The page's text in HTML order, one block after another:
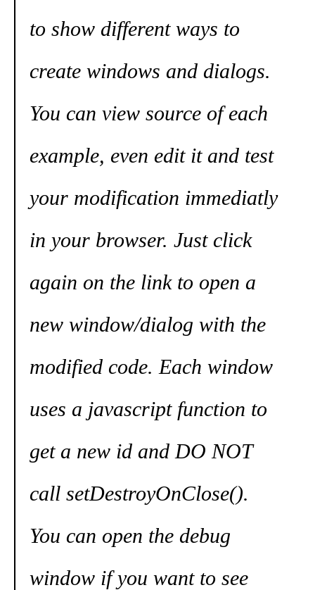
to show different ways to
create windows and dialogs.
You can view source of each
example, even edit it and test
your modification immediatly
in your browser. Just click
again on the link to open a
new window/dialog with the
modified code. Each window
uses a javascript function to
get a new id and DO NOT
call setDestroyOnClose().
You can open the debug
window if you want to see